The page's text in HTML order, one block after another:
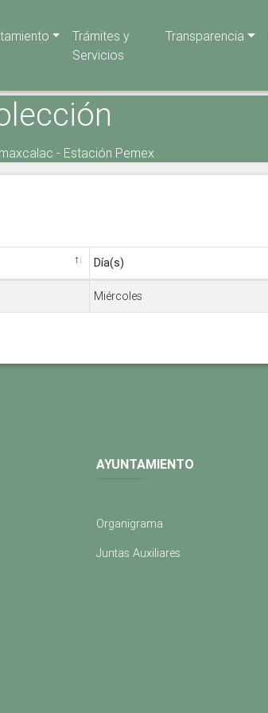
Trámites y
Servicios
Transparencia
- Estación Pemex
Día(s)
Miércoles
AYUNTAMIENTO
Organigrama
Juntas Auxiliares